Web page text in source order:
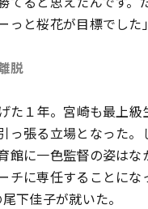
っと桜花が目標でした」
脱
た１年。宮崎も最上級
っ張る立場となった。
館に一色監督の姿はな
チに専任することにな
下佳子が就いた。